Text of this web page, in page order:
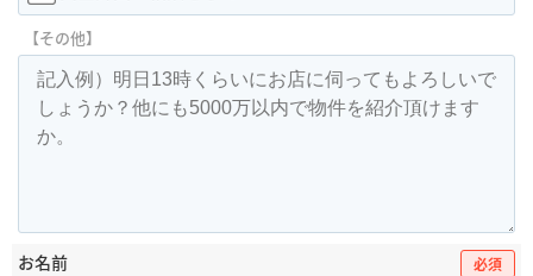
【その他】
お名前 必須